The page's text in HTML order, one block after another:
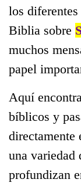
los
Biblia sobre
muchos
papel
Aquí
bíblicos y
directamente
una variedad
profundizan